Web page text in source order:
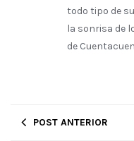
todo tipo de
la sonrisa de
de
POST ANTERIOR